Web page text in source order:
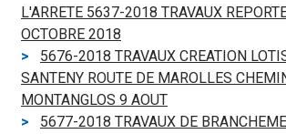
L'ARRETE 5637-2018 TRAVAUX
OCTOBRE 2018
5676-2018 TRAVAUX CREATION
SANTENY ROUTE DE MAROLLES
MONTANGLOS 9 AOUT
5677-2018 TRAVAUX DE